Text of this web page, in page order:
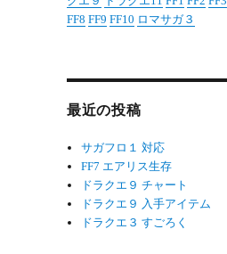
FF8 FF9 FF10 ロマサガ３
最近の投稿
サガフロ１ 対応
FF7 エアリス生存
ドラクエ９ チャート
ドラクエ９ 入手アイテム
ドラクエ３ すごろく